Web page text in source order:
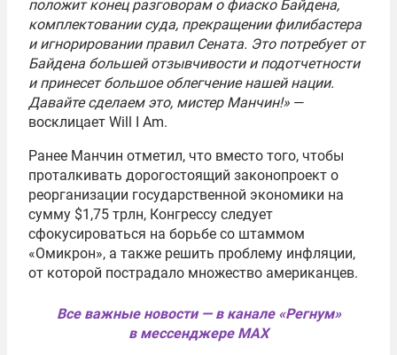
положит конец разговорам о фиаско Байдена,
комплектовании суда, прекращении филибастера
и игнорировании правил Сената. Это потребует от
Байдена большей отзывчивости и подотчетности
и принесет большое облегчение нашей нации.
Давайте сделаем это, мистер Манчин!» —
восклицает Will I Am.
Ранее Манчин отметил, что вместо того, чтобы
проталкивать дорогостоящий законопроект о
реорганизации государственной экономики на
сумму $1,75 трлн, Конгрессу следует
сфокусироваться на борьбе со штаммом
«Омикрон», а также решить проблему инфляции,
от которой пострадало множество американцев.
Все важные новости — в канале «Регнум»
в мессенджере MAX